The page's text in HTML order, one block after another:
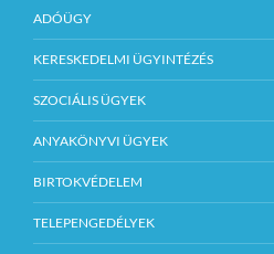
ADÓÜGY
KERESKEDELMI ÜGYINTÉZÉS
SZOCIÁLIS ÜGYEK
ANYAKÖNYVI ÜGYEK
BIRTOKVÉDELEM
TELEPENGEDÉLYEK